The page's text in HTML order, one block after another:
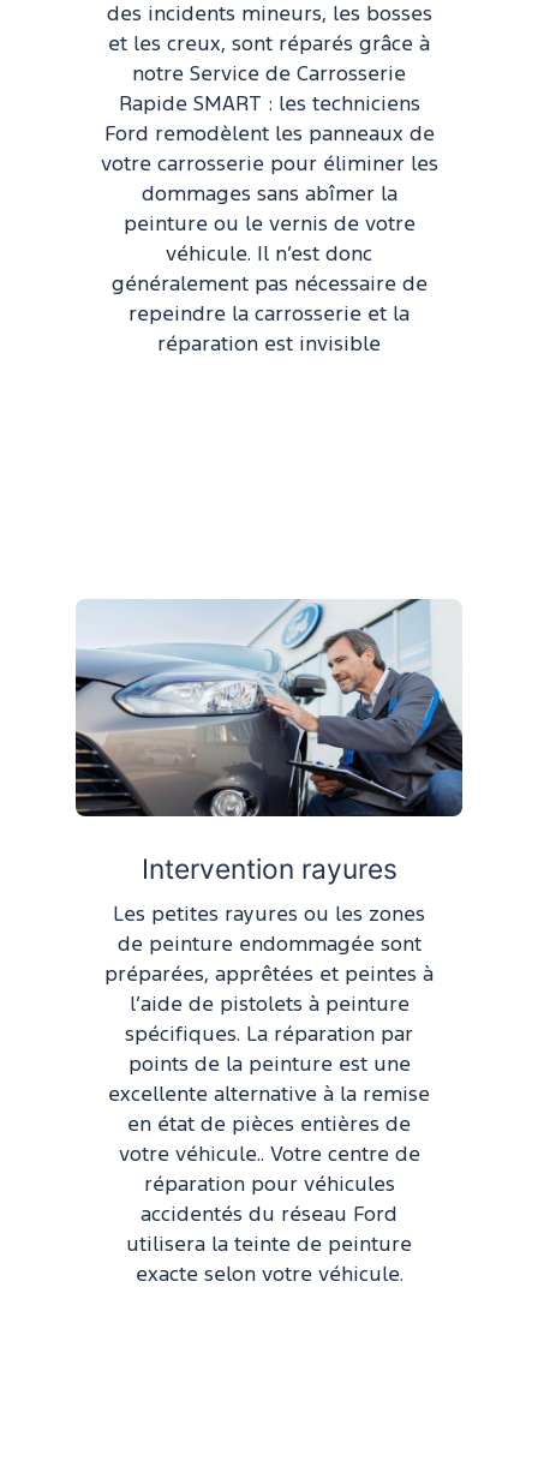
des incidents mineurs, les bosses
et les creux, sont réparés grâce à
notre Service de Carrosserie
Rapide SMART : les techniciens
Ford remodèlent les panneaux de
votre carrosserie pour éliminer les
dommages sans abîmer la
peinture ou le vernis de votre
véhicule. Il n’est donc
généralement pas nécessaire de
repeindre la carrosserie et la
réparation est invisible
Intervention rayures
Les petites rayures ou les zones
de peinture endommagée sont
préparées, apprêtées et peintes à
l’aide de pistolets à peinture
spécifiques. La réparation par
points de la peinture est une
excellente alternative à la remise
en état de pièces entières de
votre véhicule.. Votre centre de
réparation pour véhicules
accidentés du réseau Ford
utilisera la teinte de peinture
exacte selon votre véhicule.